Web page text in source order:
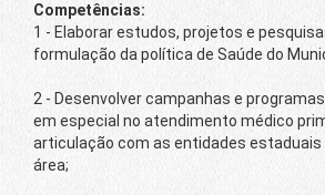
Competências:
1 - Elaborar estudos, projetos e
formulação da política de Saúde do
2 - Desenvolver campanhas e
em especial no atendimento médico
articulação com as entidades estaduais
área;